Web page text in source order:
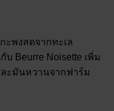
ะพงสดจากทะเล
Beurre Noisette เพิ่ม
ะมันหวานจากฟาร์ม